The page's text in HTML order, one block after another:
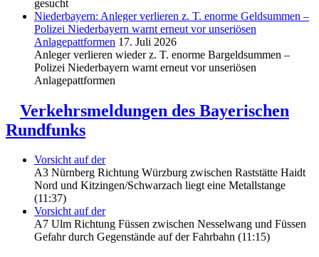
gesucht
Niederbayern: Anleger verlieren z. T. enorme Geldsummen –
Polizei Niederbayern warnt erneut vor unseriösen
Anlagepattformen 17. Juli 2026
Anleger verlieren wieder z. T. enorme Bargeldsummen –
Polizei Niederbayern warnt erneut vor unseriösen
Anlagepattformen
Verkehrsmeldungen des Bayerischen
Rundfunks
Vorsicht auf der
A3 Nürnberg Richtung Würzburg zwischen Raststätte Haidt
Nord und Kitzingen/Schwarzach liegt eine Metallstange
(11:37)
Vorsicht auf der
A7 Ulm Richtung Füssen zwischen Nesselwang und Füssen
Gefahr durch Gegenstände auf der Fahrbahn (11:15)